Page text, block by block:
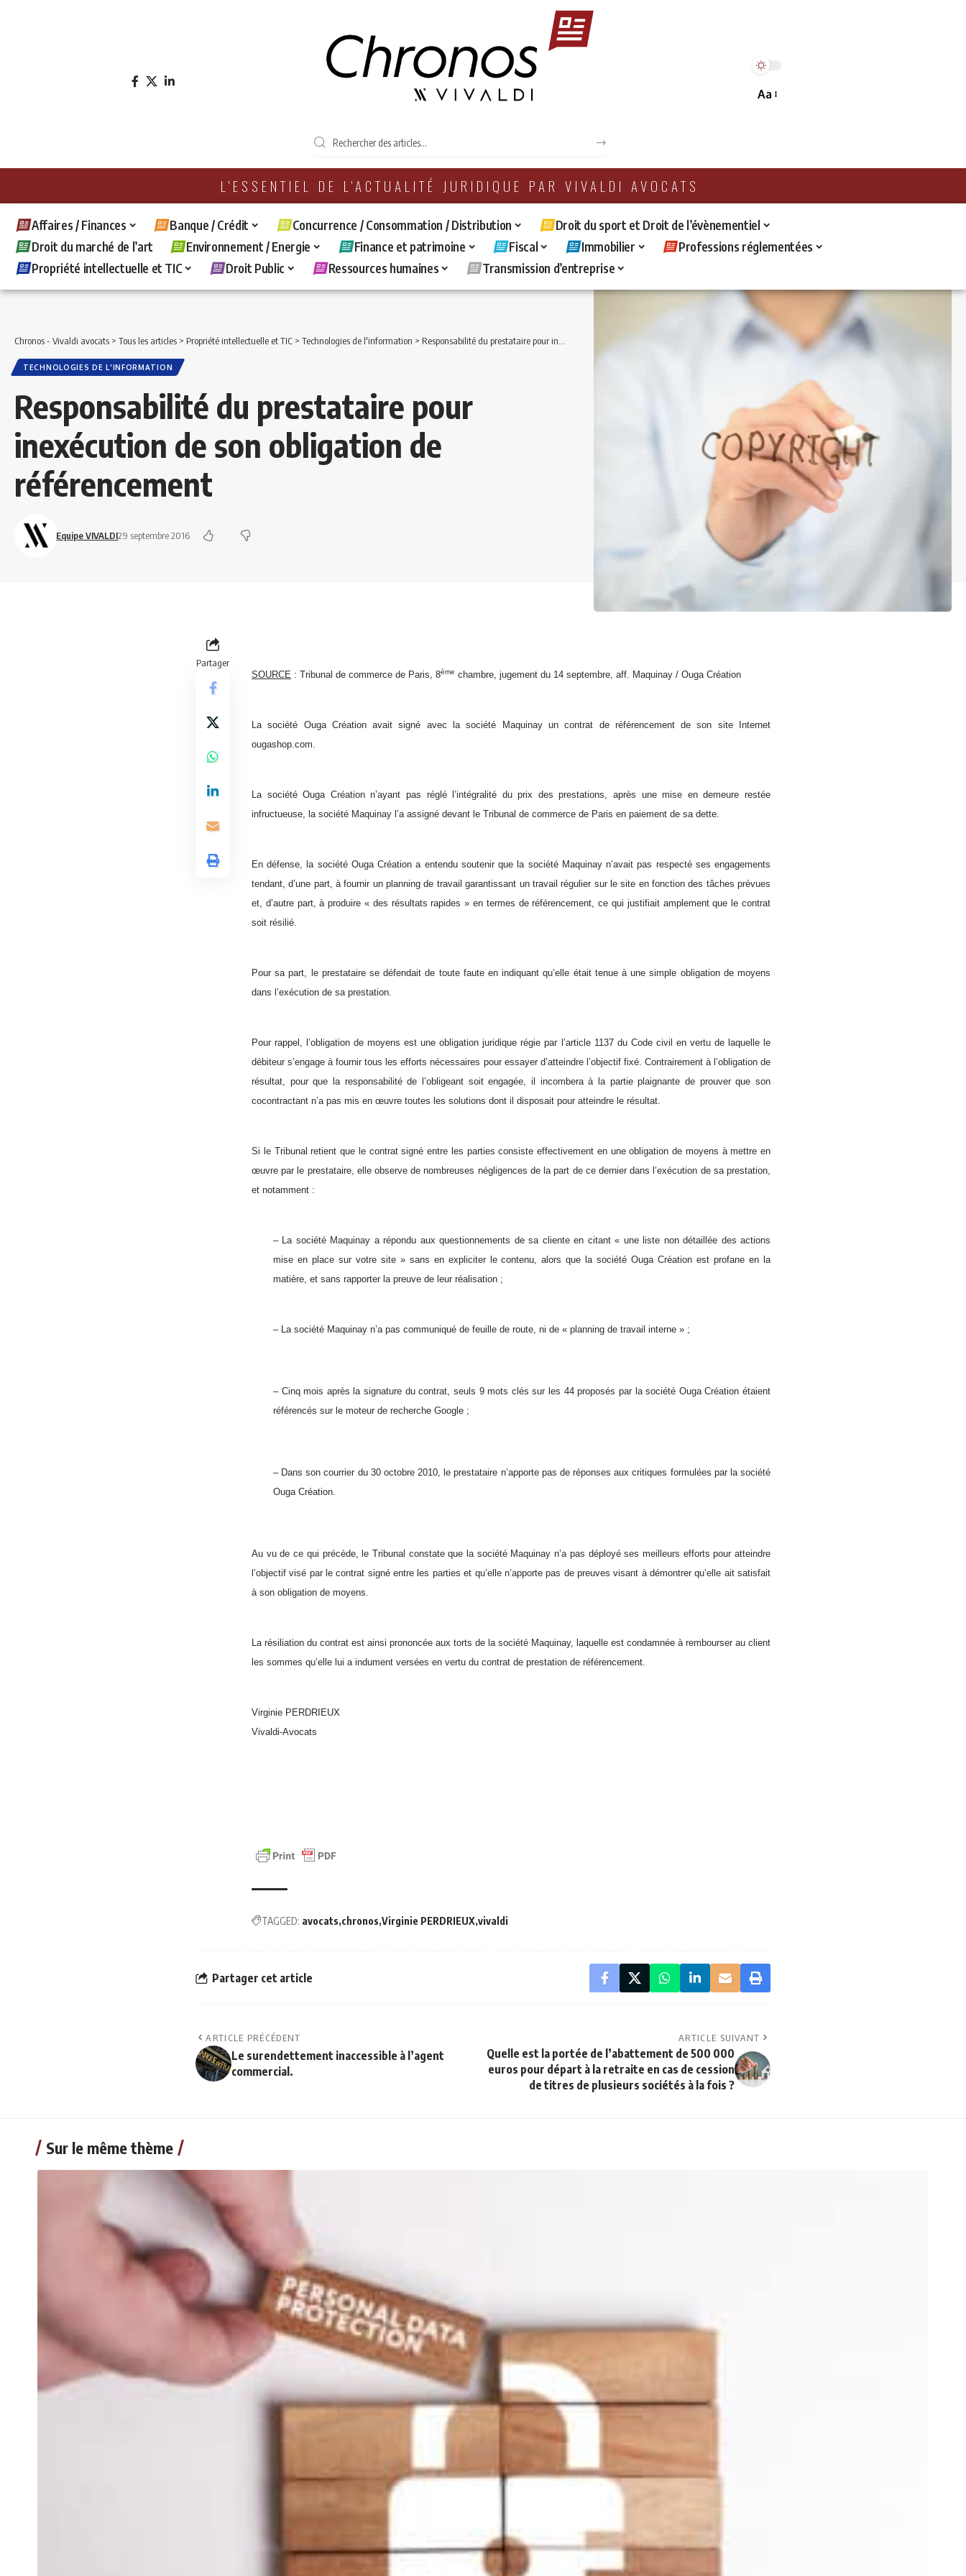
Aa
L'ESSENTIEL DE L'ACTUALITÉ JURIDIQUE PAR VIVALDI AVOCATS
Affaires / Finances Banque / Crédit Concurrence / Consommation / Distribution
Droit du sport et Droit de l’évènementiel
Droit du marché de l’art
Environnement / Energie Finance et patrimoine Fiscal Immobilier
Professions réglementées
Propriété intellectuelle et TIC
Droit Public Ressources humaines Transmission d’entreprise
Chronos - Vivaldi avocats > Tous les articles > Propriété intellectuelle et TIC > Technologies de l'information > Responsabilité du prestataire pour inexécution de son obligation de référencement
TECHNOLOGIES DE L'INFORMATION
Responsabilité du prestataire pour
inexécution de son obligation de
référencement
Equipe VIVALDI29 septembre 2016
Partager
SOURCE : Tribunal de commerce de Paris, 8ème chambre, jugement du 14 septembre, aff. Maquinay / Ouga Création
La société Ouga Création avait signé avec la société Maquinay un contrat de référencement de son site Internet
ougashop.com.
La société Ouga Création n’ayant pas réglé l’intégralité du prix des prestations, après une mise en demeure restée
infructueuse, la société Maquinay l’a assigné devant le Tribunal de commerce de Paris en paiement de sa dette.
En défense, la société Ouga Création a entendu soutenir que la société Maquinay n’avait pas respecté ses engagements
tendant, d’une part, à fournir un planning de travail garantissant un travail régulier sur le site en fonction des tâches prévues
et, d’autre part, à produire « des résultats rapides » en termes de référencement, ce qui justifiait amplement que le contrat
soit résilié.
Pour sa part, le prestataire se défendait de toute faute en indiquant qu’elle était tenue à une simple obligation de moyens
dans l’exécution de sa prestation.
Pour rappel, l’obligation de moyens est une obligation juridique régie par l’article 1137 du Code civil en vertu de laquelle le
débiteur s’engage à fournir tous les efforts nécessaires pour essayer d’atteindre l’objectif fixé. Contrairement à l’obligation de
résultat, pour que la responsabilité de l’obligeant soit engagée, il incombera à la partie plaignante de prouver que son
cocontractant n’a pas mis en œuvre toutes les solutions dont il disposait pour atteindre le résultat.
Si le Tribunal retient que le contrat signé entre les parties consiste effectivement en une obligation de moyens à mettre en
œuvre par le prestataire, elle observe de nombreuses négligences de la part de ce dernier dans l’exécution de sa prestation,
et notamment :
– La société Maquinay a répondu aux questionnements de sa cliente en citant « une liste non détaillée des actions
mise en place sur votre site » sans en expliciter le contenu, alors que la société Ouga Création est profane en la
matière, et sans rapporter la preuve de leur réalisation ;
– La société Maquinay n’a pas communiqué de feuille de route, ni de « planning de travail interne » ;
– Cinq mois après la signature du contrat, seuls 9 mots clés sur les 44 proposés par la société Ouga Création étaient
référencés sur le moteur de recherche Google ;
– Dans son courrier du 30 octobre 2010, le prestataire n’apporte pas de réponses aux critiques formulées par la société
Ouga Création.
Au vu de ce qui précède, le Tribunal constate que la société Maquinay n’a pas déployé ses meilleurs efforts pour atteindre
l’objectif visé par le contrat signé entre les parties et qu’elle n’apporte pas de preuves visant à démontrer qu’elle ait satisfait
à son obligation de moyens.
La résiliation du contrat est ainsi prononcée aux torts de la société Maquinay, laquelle est condamnée à rembourser au client
les sommes qu’elle lui a indument versées en vertu du contrat de prestation de référencement.
Virginie PERDRIEUX
Vivaldi-Avocats
TAGGED: avocats chronos Virginie PERDRIEUX vivaldi
Partager cet article
ARTICLE PRÉCÉDENT
Le surendettement inaccessible à l’agent
commercial.
ARTICLE SUIVANT
Quelle est la portée de l’abattement de 500 000
euros pour départ à la retraite en cas de cession
de titres de plusieurs sociétés à la fois ?
Sur le même thème